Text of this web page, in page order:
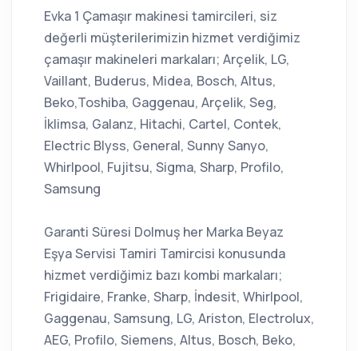
Evka 1 Çamaşır makinesi tamircileri, siz
değerli müşterilerimizin hizmet verdiğimiz
çamaşır makineleri markaları; Arçelik, LG,
Vaillant, Buderus, Midea, Bosch, Altus,
Beko,Toshiba, Gaggenau, Arçelik, Seg,
İklimsa, Galanz, Hitachi, Cartel, Contek,
Electric Blyss, General, Sunny Sanyo,
Whirlpool, Fujitsu, Sigma, Sharp, Profilo,
Samsung
Garanti Süresi Dolmuş her Marka Beyaz
Eşya Servisi Tamiri Tamircisi konusunda
hizmet verdiğimiz bazı kombi markaları;
Frigidaire, Franke, Sharp, İndesit, Whirlpool,
Gaggenau, Samsung, LG, Ariston, Electrolux,
AEG, Profilo, Siemens, Altus, Bosch, Beko,